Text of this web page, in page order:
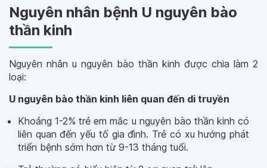
Nguyên nhân bệnh U nguyên bào
thần kinh
Nguyên nhân u nguyên bào thần kinh được chia làm 2
loại:
U nguyên bào thần kinh liên quan đến di truyền
Khoảng 1-2% trẻ em mắc u nguyên bào thần kinh có
liên quan đến yếu tố gia đình. Trẻ có xu hướng phát
triển bệnh sớm hơn từ 9-13 tháng tuổi.